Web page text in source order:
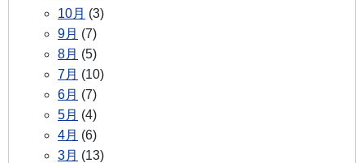
10月 (3)
9月 (7)
8月 (5)
7月 (10)
6月 (7)
5月 (4)
4月 (6)
3月 (13)